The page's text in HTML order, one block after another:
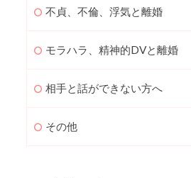
不貞、不倫、浮気と離婚
モラハラ、精神的DVと離婚
相手と話ができない方へ
その他